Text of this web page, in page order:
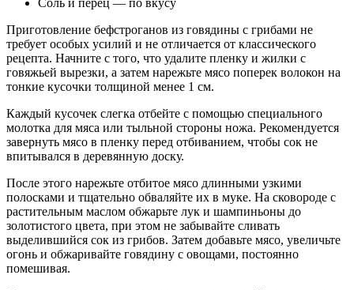
Соль и перец — по вкусу
Приготовление бефстроганов из говядины с грибами не
требует особых усилий и не отличается от классического
рецепта. Начните с того, что удалите пленку и жилки с
говяжьей вырезки, а затем нарежьте мясо поперек волокон на
тонкие кусочки толщиной менее 1 см.
Каждый кусочек слегка отбейте с помощью специального
молотка для мяса или тыльной стороны ножа. Рекомендуется
завернуть мясо в пленку перед отбиванием, чтобы сок не
впитывался в деревянную доску.
После этого нарежьте отбитое мясо длинными узкими
полосками и тщательно обваляйте их в муке. На сковороде с
растительным маслом обжарьте лук и шампиньоны до
золотистого цвета, при этом не забывайте сливать
выделившийся сок из грибов. Затем добавьте мясо, увеличьте
огонь и обжаривайте говядину с овощами, постоянно
помешивая.